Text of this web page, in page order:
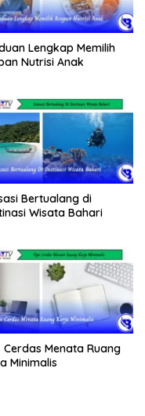
Lengkap Memilih
Nutrisi Anak
Bertualang di
Wisata Bahari
Cerdas Menata Ruang
Minimalis